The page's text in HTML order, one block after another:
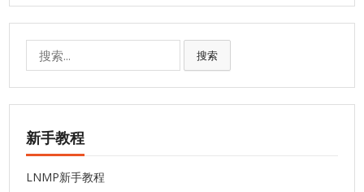
搜索
新手教程
LNMP新手教程